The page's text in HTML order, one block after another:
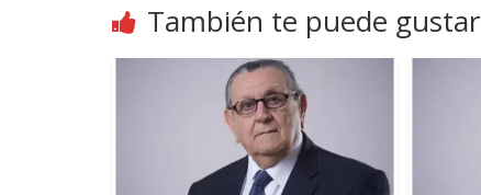
También te puede gustar